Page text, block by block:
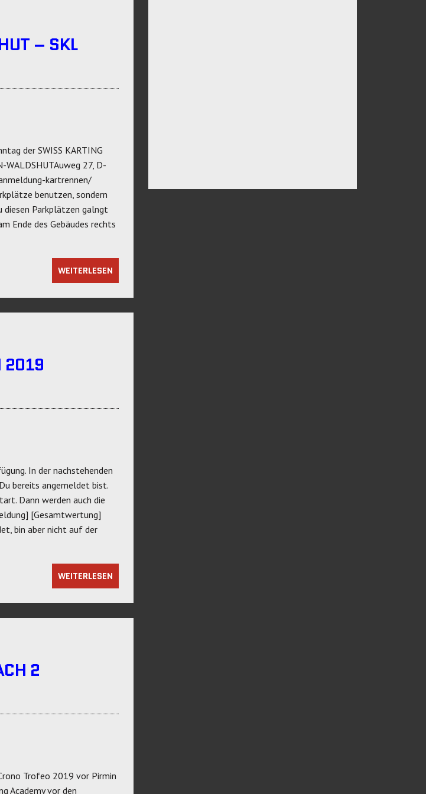
– SKL
der SWISS KARTING
27, D-
kartrennen/
benutzen, sondern
diesen Parkplätzen galngt
Ende des Gebäudes rechts
WEITERLESEN
2019
In der nachstehenden
bereits angemeldet bist.
Dann werden auch die
[Gesamtwertung]
bin aber nicht auf der
WEITERLESEN
2
Trofeo 2019 vor Pirmin
Academy vor den